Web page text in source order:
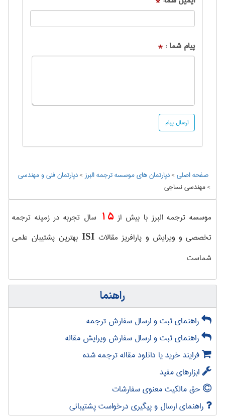
پیام شما : *
صفحه اصلی>دپارتمان های موسسه ترجمه البرز>دپارتمان فنی و مهندسی
>مهندسي نساجی
موسسه ترجمه البرز با بیش از15 سال تجربه در زمینه ترجمه
تخصصی و ویرایش و پارافریز مقالاتISI بهترین پشتیبان علمی
شماست
راهنما
راهنمای ثبت و ارسال سفارش ترجمه
راهنمای ثبت و ارسال سفارش ویرایش مقاله
فرایند خرید یا دانلود مقاله ترجمه شده
ابزارهای مفید
حق مالکیت معنوی سفارشات
راهنمای ارسال و پیگیری درخواست پشتیبانی